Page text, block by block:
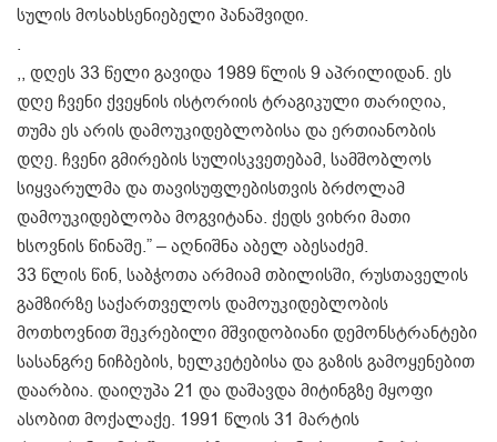
სულის მოსახსენიებელი პანაშვიდი.
.
,, დღეს 33 წელი გავიდა 1989 წლის 9 აპრილიდან. ეს
დღე ჩვენი ქვეყნის ისტორიის ტრაგიკული თარიღია,
თუმა ეს არის დამოუკიდებლობისა და ერთიანობის
დღე. ჩვენი გმირების სულისკვეთებამ, სამშობლოს
სიყვარულმა და თავისუფლებისთვის ბრძოლამ
დამოუკიდებლობა მოგვიტანა. ქედს ვიხრი მათი
ხსოვნის წინაშე.” – აღნიშნა აბელ აბესაძემ.
33 წლის წინ, საბჭოთა არმიამ თბილისში, რუსთაველის
გამზირზე საქართველოს დამოუკიდებლობის
მოთხოვნით შეკრებილი მშვიდობიანი დემონსტრანტები
სასანგრე ნიჩბების, ხელკეტებისა და გაზის გამოყენებით
დაარბია. დაიღუპა 21 და დაშავდა მიტინგზე მყოფი
ასობით მოქალაქე. 1991 წლის 31 მარტის